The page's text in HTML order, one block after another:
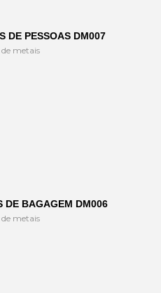
DE PESSOAS DM007
metais
DE BAGAGEM DM006
metais